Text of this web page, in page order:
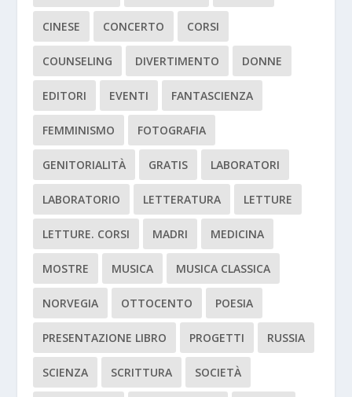
CINESE CONCERTO CORSI
COUNSELING DIVERTIMENTO DONNE
EDITORI EVENTI FANTASCIENZA
FEMMINISMO FOTOGRAFIA
GENITORIALITÀ GRATIS LABORATORI
LABORATORIO LETTERATURA LETTURE
LETTURE. CORSI MADRI MEDICINA
MOSTRE MUSICA MUSICA CLASSICA
NORVEGIA OTTOCENTO POESIA
PRESENTAZIONE LIBRO PROGETTI RUSSIA
SCIENZA SCRITTURA SOCIETÀ